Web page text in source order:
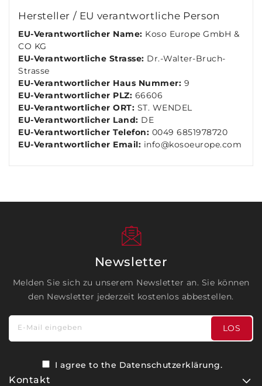
Hersteller / EU verantwortliche Person
EU-Verantwortlicher Name: Koso Europe GmbH &
CO KG
EU-Verantwortliche Strasse: Dr.-Walter-Bruch-
Strasse
EU-Verantwortlicher Haus Nummer: 9
EU-Verantwortlicher PLZ: 66606
EU-Verantwortlicher ORT: ST. WENDEL
EU-Verantwortlicher Land: DE
EU-Verantwortlicher Telefon: 0049 6851978720
EU-Verantwortlicher Email: info@kosoeurope.com
Newsletter
Melden Sie sich zu unserem Newsletter an. Sie können
den Newsletter jederzeit kostenlos abbestellen.
E-Mail eingeben LOS
I agree to the Datenschutzerklärung.
Kontakt